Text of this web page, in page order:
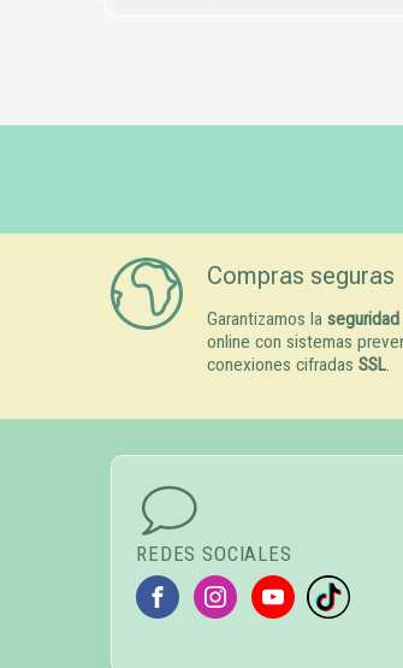
Compras seguras
Garantizamos la seguridad
online con sistemas
conexiones cifradas SSL.
REDES SOCIALES